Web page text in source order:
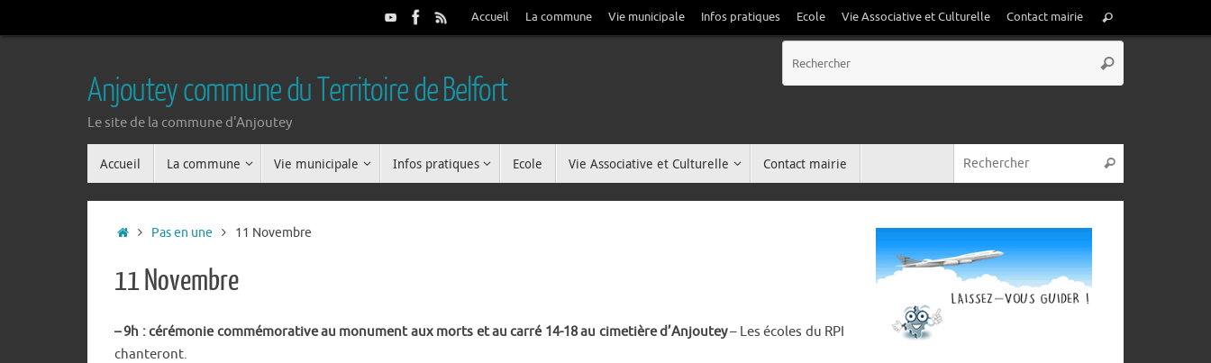
au
Accueil La commune Vie municipale Infos pratiques Ecole Vie Associative et Culturelle Contact mairie
pour
Rechercher
Anjoutey commune du Territoire de Belfort
Le site de la commune d'Anjoutey
Rechercher
Accueil La commune Vie municipale Infos pratiques Ecole Vie Associative et Culturelle Contact mairie Rechercher
Accueil
Pas en une 11 Novembre
11 Novembre
– 9h : cérémonie commémorative au monument aux morts et au carré 14-18 au cimetière d’Anjoutey– Les écoles du RPI
chanteront.